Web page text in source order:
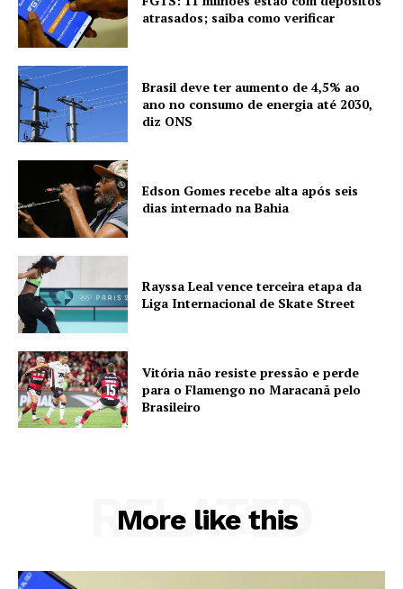
atrasados; saiba como verificar
Brasil deve ter aumento de 4,5% ao
ano no consumo de energia até 2030,
diz ONS
Edson Gomes recebe alta após seis
dias internado na Bahia
Rayssa Leal vence terceira etapa da
Liga Internacional de Skate Street
Vitória não resiste pressão e perde
para o Flamengo no Maracanã pelo
Brasileiro
More like this
RELATED